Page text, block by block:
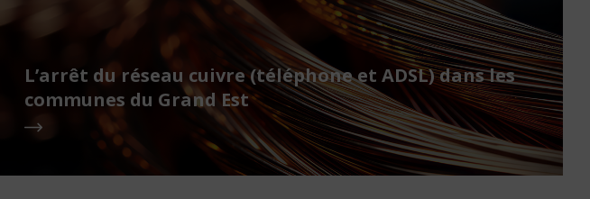
L’arrêt du réseau cuivre (téléphone et ADSL) dans les
communes du Grand Est